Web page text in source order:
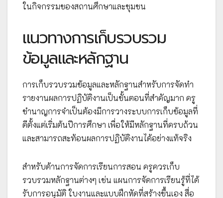
ในกิจกรรมของสถานศึกษาและชุมชน
แนวทางการเก็บรวบรวม
ข้อมูลและหลักฐาน
การเก็บรวบรวมข้อมูลและหลักฐานสำหรับการจัดทำ
รายงานผลการปฏิบัติงานเป็นขั้นตอนที่สำคัญมาก ครู
ชำนาญการจำเป็นต้องมีการวางระบบการเก็บข้อมูลที่
ดีตั้งแต่เริ่มต้นปีการศึกษา เพื่อให้มีหลักฐานที่ครบถ้วน
และสามารถสะท้อนผลการปฏิบัติงานได้อย่างแท้จริง
สำหรับด้านการจัดการเรียนการสอน ครูควรเก็บ
รวบรวมหลักฐานต่างๆ เช่น แผนการจัดการเรียนรู้ที่ได้
รับการอนุมัติ ใบงานและแบบฝึกหัดที่สร้างขึ้นเอง สื่อ